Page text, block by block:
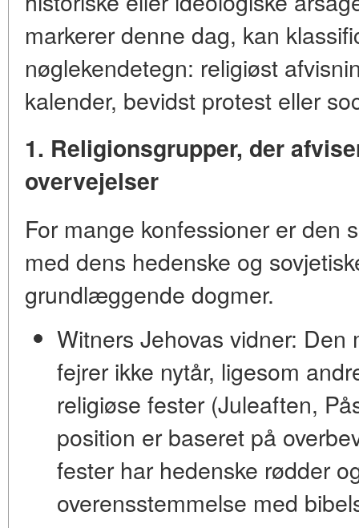
markerer denne dag, kan
nøglekendetegn: religiøst
kalender, bevidst protest eller
1. Religionsgrupper, der
overvejelser
For mange konfessioner er
med dens hedenske og
grundlæggende dogmer.
Witners Jehovas vidner: Den
fejrer ikke nytår, ligesom
religiøse fester (Juleaften,
position er baseret på
fester har hedenske rødder
overensstemmelse med